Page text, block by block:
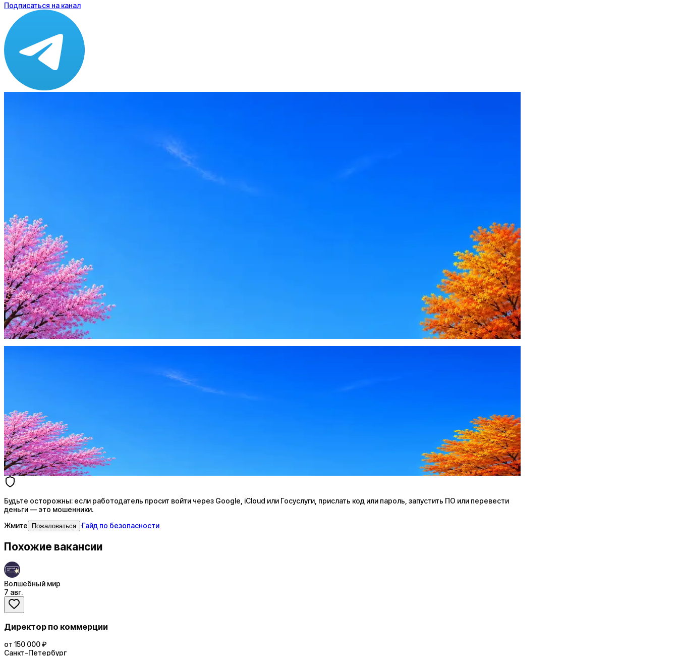
Подписаться на канал
AI генерация сопроводительных писем
4 990 ₽/мес
Купить доступ
Будьте осторожны: если работодатель просит войти через Google, iCloud или Госуслуги, прислать код или пароль, запустить ПО или перевести
деньги — это мошенники.
Жмите Пожаловаться ·Гайд по безопасности
Стратегия поиска с AI: рынки, позиции, вилка, каналы
AI-адаптация отклика под вакансию
AI генерация сопроводительных писем
4 990 ₽/мес
Купить доступ
Будьте осторожны: если работодатель просит войти через Google, iCloud или Госуслуги, прислать код или пароль, запустить ПО или перевести
деньги — это мошенники.
Жмите
Пожаловаться ·Гайд по безопасности
Похожие вакансии
Волшебный мир
7 авг.
Директор по коммерции
от 150 000 ₽
Санкт-Петербург